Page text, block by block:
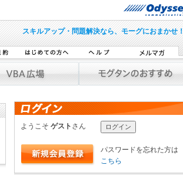
スキルアップ・問題解決なら、モーグにおまかせ！
ようこそ ゲスト さん
パスワードを忘れた方は
こちら